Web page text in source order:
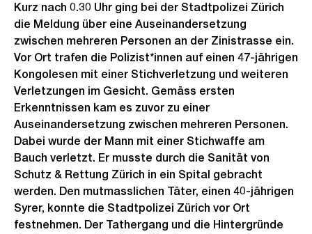
Kurz nach 0.30 Uhr ging bei der Stadtpolizei Zürich
die Meldung über eine Auseinandersetzung
zwischen mehreren Personen an der Zinistrasse ein.
Vor Ort trafen die Polizist*innen auf einen 47-jährigen
Kongolesen mit einer Stichverletzung und weiteren
Verletzungen im Gesicht. Gemäss ersten
Erkenntnissen kam es zuvor zu einer
Auseinandersetzung zwischen mehreren Personen.
Dabei wurde der Mann mit einer Stichwaffe am
Bauch verletzt. Er musste durch die Sanität von
Schutz & Rettung Zürich in ein Spital gebracht
werden. Den mutmasslichen Täter, einen 40-jährigen
Syrer, konnte die Stadtpolizei Zürich vor Ort
festnehmen. Der Tathergang und die Hintergründe